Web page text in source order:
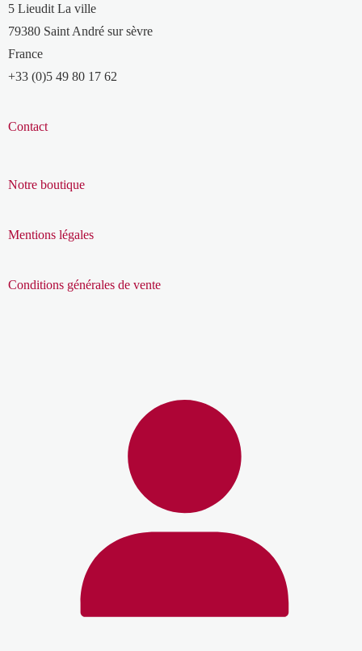
5 Lieudit La ville
79380 Saint André sur sèvre
France
+33 (0)5 49 80 17 62
Contact
Notre boutique
Mentions légales
Conditions générales de vente